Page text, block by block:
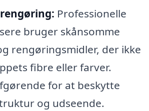
Professionelle
bruger skånsomme
rengøringsmidler, der ikke
fibre eller farver.
for at beskytte
og udseende.